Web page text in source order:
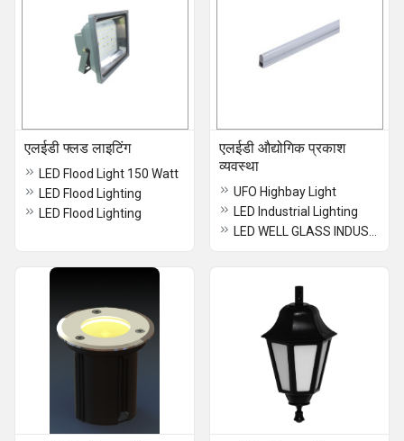
एलईडी फ्लड लाइटिंग
LED Flood Light 150 Watt
LED Flood Lighting
LED Flood Lighting
एलईडी औद्योगिक प्रकाश
व्यवस्था
UFO Highbay Light
LED Industrial Lighting